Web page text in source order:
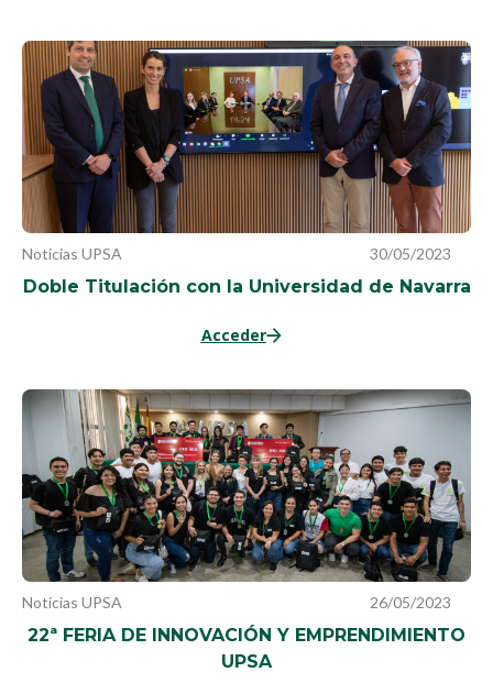
Noticias UPSA 30/05/2023
Doble Titulación con la Universidad de Navarra
Acceder
Noticias UPSA 26/05/2023
22ª FERIA DE INNOVACIÓN Y EMPRENDIMIENTO
UPSA